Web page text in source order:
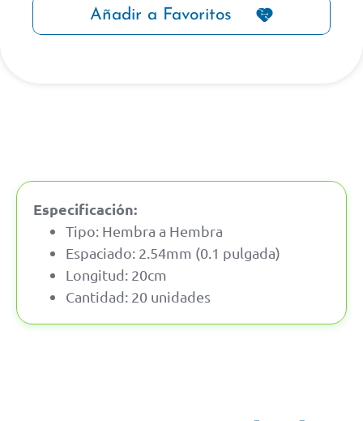
Añadir a Favoritos
Especificación:
Tipo: Hembra a Hembra
Espaciado: 2.54mm (0.1 pulgada)
Longitud: 20cm
Cantidad: 20 unidades